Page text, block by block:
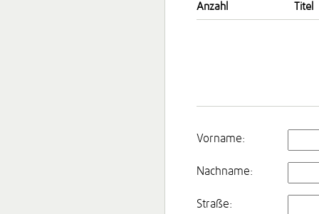
Anzahl Titel
Vorname:
Nachname:
Straße: